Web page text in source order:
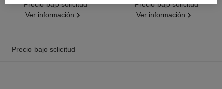
Ref. H11048
Precio bajo solicitud
Ver información
brazalete en oro amarillo
engastado con diamantes
Ref. H11049
Precio bajo solicitud
Ver información
Precio bajo solicitud